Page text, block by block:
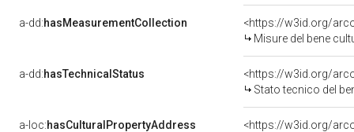
a-dd:hasMeasurementCollection
<https://w3id.org/
Misure del bene
a-dd:hasTechnicalStatus
<https://w3id.org/
Stato tecnico del
a-loc:hasCulturalPropertyAddress
<https://w3id.org/